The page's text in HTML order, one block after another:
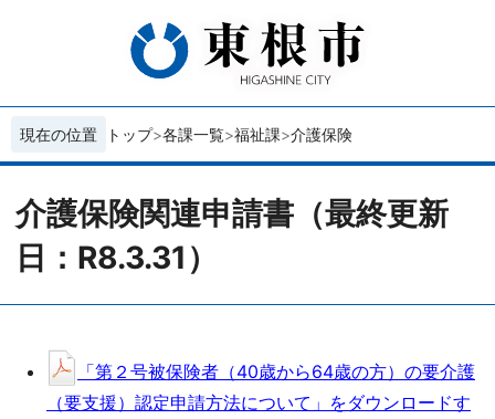
現在の位置 トップ 各課一覧 福祉課 介護保険
介護保険関連申請書（最終更新
日：R8.3.31）
「第２号被保険者（40歳から64歳の方）の要介護
（要支援）認定申請方法について」をダウンロードす